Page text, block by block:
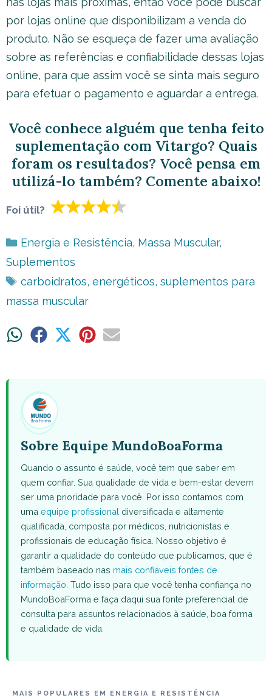
por lojas online que disponibilizam a venda do
produto. Não se esqueça de fazer uma avaliação
sobre as referências e confiabilidade dessas lojas
online, para que assim você se sinta mais seguro
para efetuar o pagamento e aguardar a entrega.
Você conhece alguém que tenha feito
suplementação com Vitargo? Quais
foram os resultados? Você pensa em
utilizá-lo também? Comente abaixo!
Foi útil?
Categorias
Energia e Resistência, Massa Muscular,
Suplementos
Tags
carboidratos, energéticos, suplementos para
massa muscular
ShareShare ShareShareShare
Sobre Equipe MundoBoaForma
Quando o assunto é saúde, você tem que saber em
quem confiar. Sua qualidade de vida e bem-estar devem
ser uma prioridade para você. Por isso contamos com
uma equipe profissional diversificada e altamente
qualificada, composta por médicos, nutricionistas e
profissionais de educação física. Nosso objetivo é
garantir a qualidade do conteúdo que publicamos, que é
também baseado nas mais confiáveis fontes de
informação . Tudo isso para que você tenha confiança no
MundoBoaForma e faça daqui sua fonte preferencial de
consulta para assuntos relacionados à saúde, boa forma
e qualidade de vida.
MAIS POPULARES EM ENERGIA E RESISTÊNCIA